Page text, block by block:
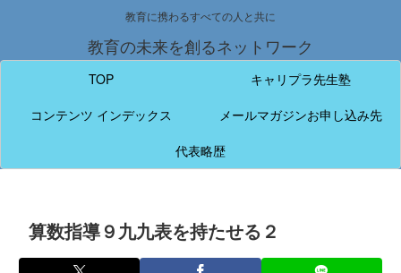
教育に携わるすべての人と共に
教育の未来を創るネットワーク
TOP
キャリプラ先生塾
コンテンツ インデックス
メールマガジンお申し込み先
代表略歴
算数指導９九九表を持たせる２